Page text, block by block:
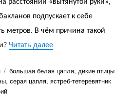
расстоянии «вытянутой руки»,
подпускает к себе
метров. В чём причина такой
Читать далее«Бакланы в городе!»
Метки
большая белая цапля,дикие птицы
,серая цапля,ястреб-тетеревятник
к